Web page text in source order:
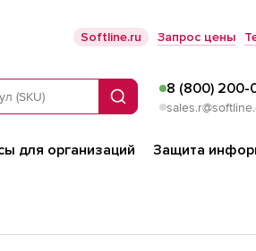
Softline.ru Запрос цены
Поиск
8 (800) 200-
для организаций Защита